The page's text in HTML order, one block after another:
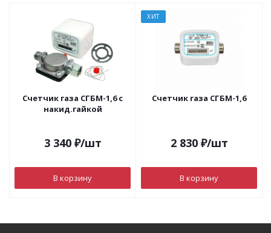
Счетчик газа СГБМ-1,6 с
накид.гайкой
3 340₽/шт
В корзину
ХИТ
Счетчик газа СГБМ-1,6
2 830₽/шт
В корзину